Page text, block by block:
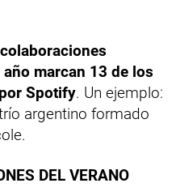
marcan 13 de los
Spotify. Un ejemplo:
argentino formado
DEL VERANO